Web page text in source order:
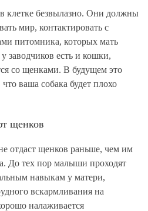
клетке безвылазно. Они должны
мир, контактировать с
питомника, которых мать
заводчиков есть и кошки,
со щенками. В будущем это
ваша собака будет плохо
щенков
отдаст щенков раньше, чем им
До тех пор малыши проходят
навыкам у матери,
вскармливания на
налаживается